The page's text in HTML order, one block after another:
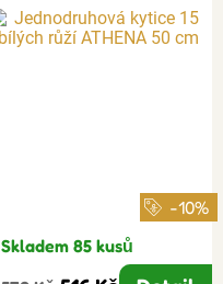
-10%
Skladem 85 kusů